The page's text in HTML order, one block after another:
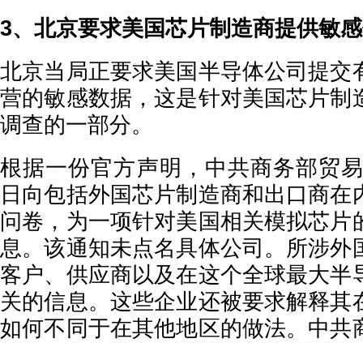
3、北京要求美国芯片制造商提供敏
北京当局正要求美国半导体公司提交
营的敏感数据，这是针对美国芯片制
调查的一部分。
根据一份官方声明，中共商务部贸
日向包括外国芯片制造商和出口商在
问卷，为一项针对美国相关模拟芯片
息。该通知未点名具体公司。所涉外
客户、供应商以及在这个全球最大半
关的信息。这些企业还被要求解释其
如何不同于在其他地区的做法。中共